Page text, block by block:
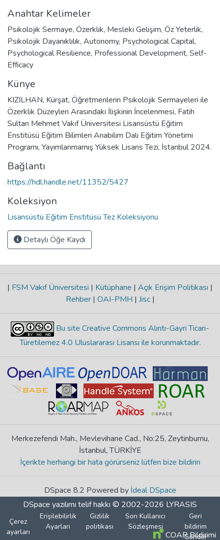
Anahtar Kelimeler
Psikolojik Sermaye, Özerklik, Mesleki Gelişim, Öz Yeterlik,
Psikolojik Dayanıklılık, Autonomy, Psychological Capital,
Psychological Resilience, Professional Development, Self-
Efficacy
Künye
KIZILHAN, Kürşat, Öğretmenlerin Psikolojik Sermayeleri ile
Özerklik Düzeyleri Arasındaki İlişkinin İncelenmesi, Fatih
Sultan Mehmet Vakıf Üniversitesi Lisansüstü Eğitim
Enstitüsü Eğitim Bilimleri Anabilim Dalı Eğitim Yönetimi
Programı, Yayımlanmamış Yüksek Lisans Tezi, İstanbul 2024.
Bağlantı
https://hdl.handle.net/11352/5427
Koleksiyon
Lisansüstü Eğitim Enstitüsü Tez Koleksiyonu
Detaylı Öğe Kaydı
| FSM Vakıf Üniversitesi | Kütüphane | Açık Erişim Politikası |
Rehber | OAI-PMH | Jisc |
Bu site Creative Commons Alıntı-Gayri Ticari-
Türetilemez 4.0 Uluslararası Lisansı ile korunmaktadır.
Merkezefendi Mah., Mevlevihane Cad., No:25, Zeytinburnu,
İstanbul, TÜRKİYE
İçerikte herhangi bir hata görürseniz lütfen bize bildirin
DSpace 8.2 Powered by İdeal DSpace
DSpace yazılımı telif hakkı © 2002-2026 LYRASIS
Çerez
ayarları
Erişilebilirlik
Ayarları
Gizlilik
politikası
Son Kullanıcı
Sözleşmesi
Geri
bildirim
Gönder
COAR Bildirimi